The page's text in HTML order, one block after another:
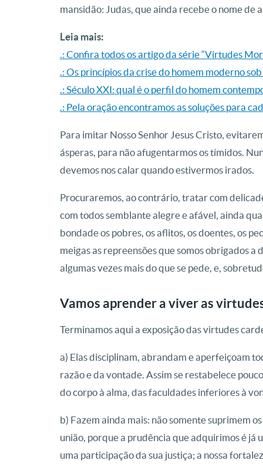
mansidão: Judas, que ainda recebe o nome de
Leia mais:
.: Confira todos os artigo da série “Virtudes
.: Os princípios da crise do homem moderno
.: Século XXI: qual é o perfil do homem
.: Pela oração encontramos as soluções para
Para imitar Nosso Senhor Jesus Cristo,
ásperas, para não afugentarmos os tímidos.
devemos nos calar quando estivermos irados.
Procuraremos, ao contrário, tratar com
com todos semblante alegre e afável, ainda
bondade os pobres, os aflitos, os doentes, os
meigas as repreensões que somos obrigados
algumas vezes mais do que se pede, e,
Vamos aprender a viver as
Terminamos aqui a exposição das virtudes
a) Elas disciplinam, abrandam e aperfeiçoam
razão e da vontade. Assim se restabelece
do corpo à alma, das faculdades inferiores à
b) Fazem ainda mais: não somente suprimem
união, porque a prudência que adquirimos é já
uma participação da sua justiça; a nossa